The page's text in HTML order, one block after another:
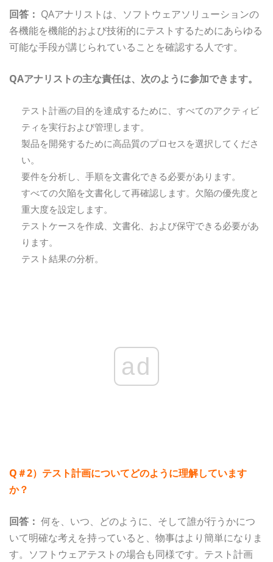
回答： QAアナリストは、ソフトウェアソリューションの
各機能を機能的および技術的にテストするためにあらゆる
可能な手段が講じられていることを確認する人です。
QAアナリストの主な責任は、次のように参加できます。
テスト計画の目的を達成するために、すべてのアクティビ
ティを実行および管理します。
製品を開発するために高品質のプロセスを選択してくださ
い。
要件を分析し、手順を文書化できる必要があります。
すべての欠陥を文書化して再確認します。欠陥の優先度と
重大度を設定します。
テストケースを作成、文書化、および保守できる必要があ
ります。
テスト結果の分析。
ad
Q＃2）テスト計画についてどのように理解しています
か？
回答： 何を、いつ、どのように、そして誰が行うかにつ
いて明確な考えを持っていると、物事はより簡単になりま
す。ソフトウェアテストの場合も同様です。テスト計画